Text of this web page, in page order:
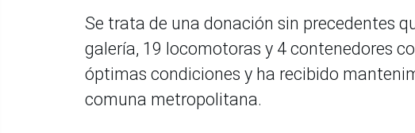
Se trata de una donación sin precedentes
galería, 19 locomotoras y 4 contenedores
óptimas condiciones y ha recibido
comuna metropolitana.